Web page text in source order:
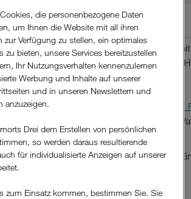
Empfohlenes Gerät
ab 4
Kinder Smartwatches
mit
Anruf-Funktion, Notfall-
(ohne Internetzugang)
ZTE Kidswatch K 1
TCL Movetime Family
ab 6
Kinder Smartwatches,
die personenbezogene Daten
um Ihnen die Website mit all ihren
zur Verfügung zu stellen, ein optimales
zu bieten, unsere Services bereitzustellen
Ihr Nutzungsverhalten kennenzulernen
Werbung und Inhalte auf unserer
und in unseren Newslettern und
anzuzeigen.
Drei dem Erstellen von persönlichen
so werden daraus resultierende
für individualisierte Anzeigen auf unserer
zum Einsatz kommen, bestimmen Sie. Sie